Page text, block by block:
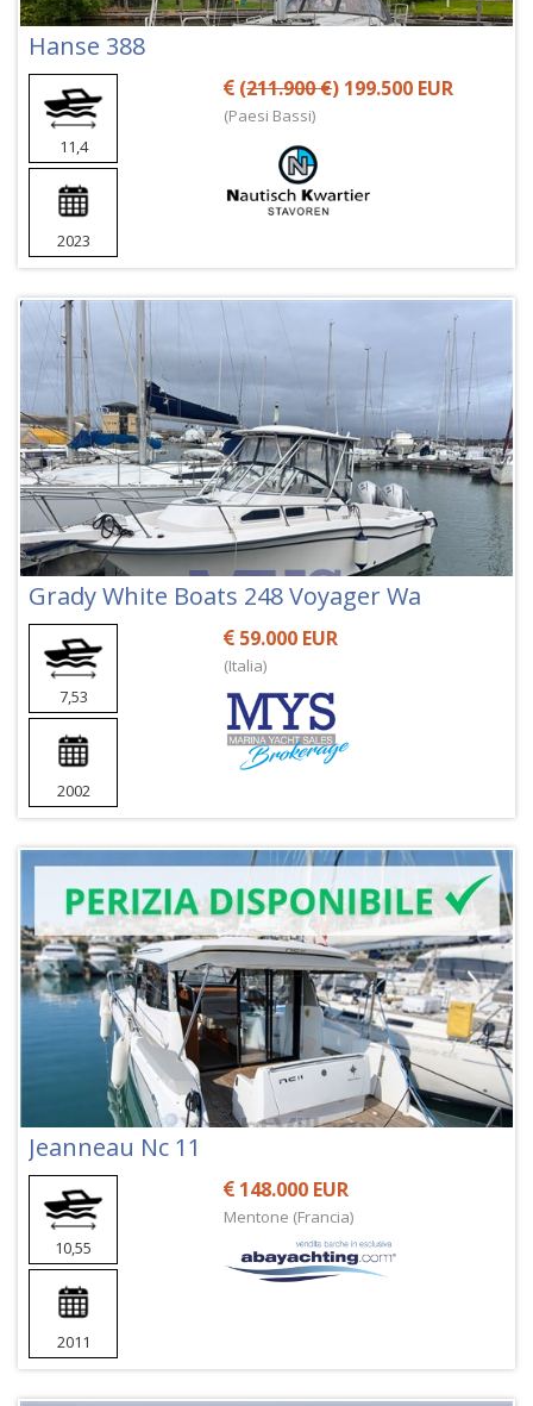
Hanse 388
11,4
2023
(211.900 €) 199.500 EUR
(Paesi Bassi)
Grady White Boats 248 Voyager Wa
7,53
2002
59.000 EUR
(Italia)
Jeanneau Nc 11
10,55
2011
148.000 EUR
Mentone (Francia)